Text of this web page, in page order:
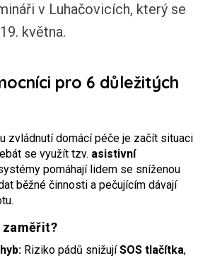
v Luhačovicích, který se
května.
pro 6 důležitých
zvládnutí domácí péče je začít situaci
se využít tzv. asistivní
pomáhají lidem se sníženou
běžné činnosti a pečujícím dávají
zaměřit?
Riziko pádů snižujíSOS tlačítka,